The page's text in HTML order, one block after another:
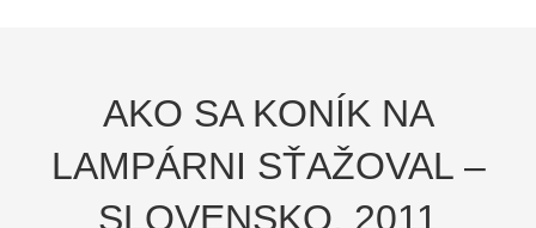
AKO SA KONÍK NA
LAMPÁRNI SŤAŽOVAL –
SLOVENSKO, 2011